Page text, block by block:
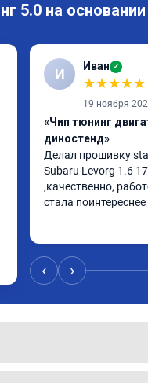
5.0 на
И Иван ✓
★★★★★
19 ноября
«Чип тюнинг
диностенд»
Делал прошивку
Subaru Levorg 1.6
,качественно,
стала поинтереснее
‹ ›